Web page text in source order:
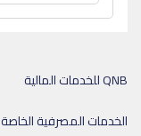
QNB للخدمات المالية
الخدمات المصرفية الخاصة